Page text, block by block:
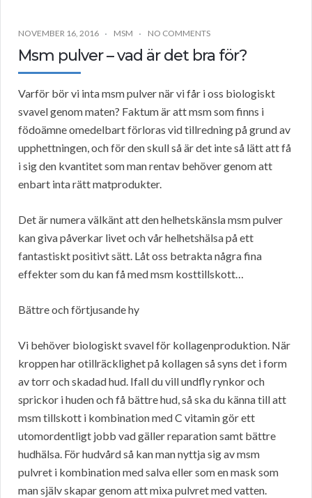
NOVEMBER 16, 2016 MSM NO COMMENTS
Msm pulver – vad är det bra för?
Varför bör vi inta msm pulver när vi får i oss biologiskt
svavel genom maten? Faktum är att msm som finns i
födoämne omedelbart förloras vid tillredning på grund av
upphettningen, och för den skull så är det inte så lätt att få
i sig den kvantitet som man rentav behöver genom att
enbart inta rätt matprodukter.
Det är numera välkänt att den helhetskänsla msm pulver
kan giva påverkar livet och vår helhetshälsa på ett
fantastiskt positivt sätt. Låt oss betrakta några fina
effekter som du kan få med msm kosttillskott…
Bättre och förtjusande hy
Vi behöver biologiskt svavel för kollagenproduktion. När
kroppen har otillräcklighet på kollagen så syns det i form
av torr och skadad hud. Ifall du vill undfly rynkor och
sprickor i huden och få bättre hud, så ska du känna till att
msm tillskott i kombination med C vitamin gör ett
utomordentligt jobb vad gäller reparation samt bättre
hudhälsa. För hudvård så kan man nyttja sig av msm
pulvret i kombination med salva eller som en mask som
man själv skapar genom att mixa pulvret med vatten.